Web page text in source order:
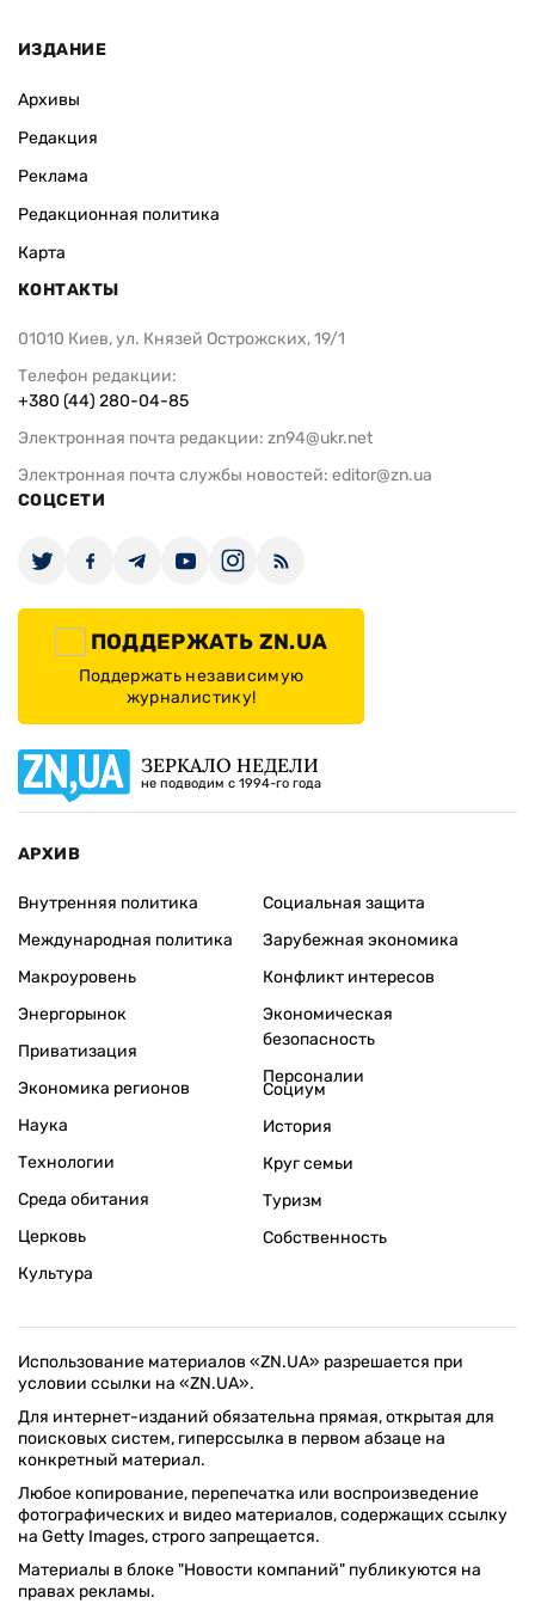
ИЗДАНИЕ
Архивы
Редакция
Реклама
Редакционная политика
Карта
КОНТАКТЫ
01010 Киев, ул. Князей Острожских, 19/1
Телефон редакции:
+380 (44) 280-04-85
Электронная почта редакции: zn94@ukr.net
Электронная почта службы новостей: editor@zn.ua
СОЦСЕТИ
ПОДДЕРЖАТЬ ZN.UA
Поддержать независимую
журналистику!
ЗЕРКАЛО НЕДЕЛИ
не подводим с 1994-го года
АРХИВ
Внутренняя политика
Международная политика
Макроуровень
Энергорынок
Приватизация
Экономика регионов
Социальная защита
Зарубежная экономика
Конфликт интересов
Экономическая
безопасность
Персоналии
Наука
Технологии
Среда обитания
Церковь
Культура
Социум
История
Круг семьи
Туризм
Собственность
Использование материалов «ZN.UA» разрешается при
условии ссылки на «ZN.UA».
Для интернет-изданий обязательна прямая, открытая для
поисковых систем, гиперссылка в первом абзаце на
конкретный материал.
Любое копирование, перепечатка или воспроизведение
фотографических и видео материалов, содержащих ссылку
на Getty Images, строго запрещается.
Материалы в блоке "Новости компаний" публикуются на
правах рекламы.